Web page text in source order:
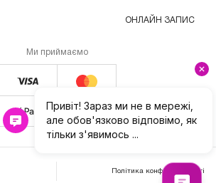
ОНЛАЙН ЗАПИС
Ми приймаємо
Політика конфіденційності